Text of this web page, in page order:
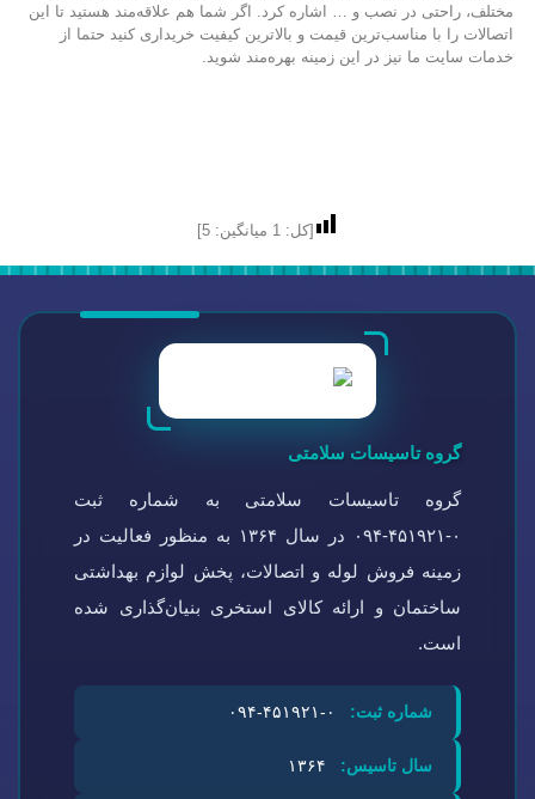
مختلف، راحتی در نصب و … اشاره کرد. اگر شما هم علاقه‌مند هستید تا این
اتصالات را با مناسب‌ترین قیمت و بالاترین کیفیت خریداری کنید حتما از
خدمات سایت ما نیز در این زمینه بهره‌مند شوید.
[کل: 1 میانگین: 5
]
گروه تاسیسات سلامتی
گروه تاسیسات سلامتی به شماره ثبت
۰-۴۵۱۹۲۱-۰۹۴ در سال ۱۳۶۴ به منظور فعالیت در
زمینه فروش لوله و اتصالات، پخش لوازم بهداشتی
ساختمان و ارائه کالای استخری بنیان‌گذاری شده
است.
شماره ثبت:
سال تاسیس: